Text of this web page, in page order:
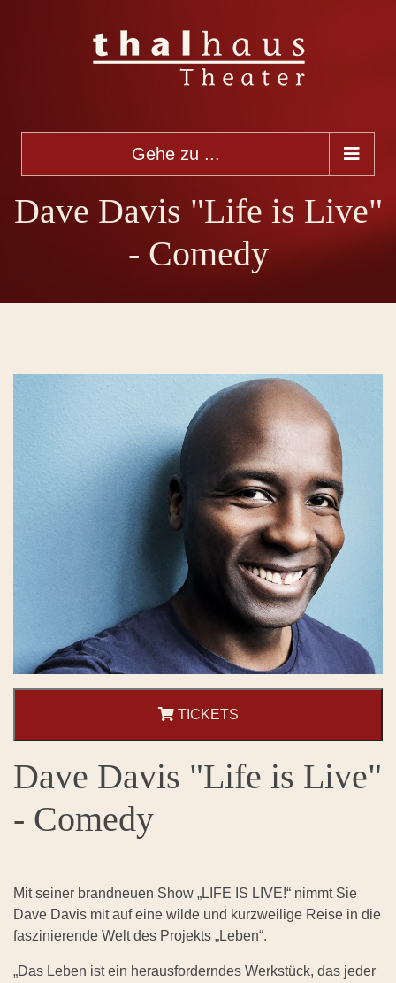
Gehe zu ...
Dave Davis "Life is Live"
- Comedy
TICKETS
Dave Davis "Life is Live"
- Comedy
Mit seiner brandneuen Show „LIFE IS LIVE!“ nimmt Sie
Dave Davis mit auf eine wilde und kurzweilige Reise in die
faszinierende Welt des Projekts „Leben“.
„Das Leben ist ein herausforderndes Werkstück, das jeder